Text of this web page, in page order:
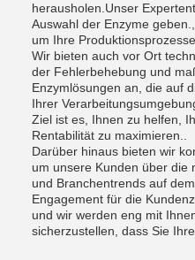
herausholen.Unser
Auswahl der Enzyme
um Ihre
Wir bieten auch vor Ort
der Fehlerbehebung und
Enzymlösungen an, die auf
Ihrer
Ziel ist es, Ihnen zu helfen,
Rentabilität zu maximieren..
Darüber hinaus bieten wir
um unsere Kunden über die
und Branchentrends auf
Engagement für die
und wir werden eng mit
sicherzustellen, dass Sie